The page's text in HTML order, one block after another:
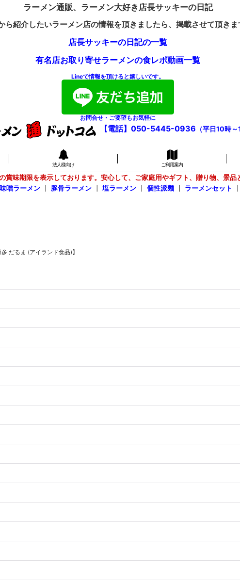
ラーメン通販、ラーメン大好き店長サッキーの日記
ら紹介したいラーメン店の情報を頂きましたら、掲載させて頂きま
店長サッキーの日記の一覧
有名店お取り寄せラーメンの食レポ動画一覧
Lineで情報を頂けると嬉しいです。
お問合せ・ご要望もお気軽に
【電話】050-5445-0936 （平日10時～
法人様向け ご利用案内
賞味期限を表示しております。安心して、ご家庭用やギフト、贈り物、景品
味噌ラーメン 豚骨ラーメン 塩ラーメン 個性派麺 ラーメンセット
多 だるま (アイランド食品)】